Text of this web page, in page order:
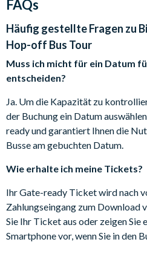
beschnittenen
Lehnen Sie sich zurück und
den aufgezeichneten
Explore ist außerdem eine
Ticket enthalten.
Bei einer Panoramatour können
sehen. Der Anblick der Pariser
einschließlich der beliebten
kann niemanden kalt lassen. Big
das flexibelste Sightseeing-
Es gibt 3 verschiedene Ticket-
Discover Ticket:
Zugang im Unterdeck, und
gleichmäßig im gesamten
Bitte beachten Sie: Routen
während der Ferienzeit
vor Ort.
Die Nachttour findet nicht am
statt.
Lösen Sie die Gutscheine im
11 avenue de l'Opéra 75001
Kundenbetreuern an allen
Vorlage des ausgedruckten
Mitarbeiter erhalten. Die
Erhalt dieses Tickets ein
informieren Sie sich über die
bei Bateaux Parisiens auf
FAQs
Häufig gestellte Fragen zu
Hop-off Bus Tour
Muss ich micht für ein Datum
entscheiden?
Ja. Um die Kapazität zu
der Buchung ein Datum
ready und garantiert Ihnen die
Busse am gebuchten Datum.
Wie erhalte ich meine Tickets?
Ihr Gate-ready Ticket wird nach
Zahlungseingang zum Download
Sie Ihr Ticket aus oder zeigen Sie
Smartphone vor, wenn Sie in den